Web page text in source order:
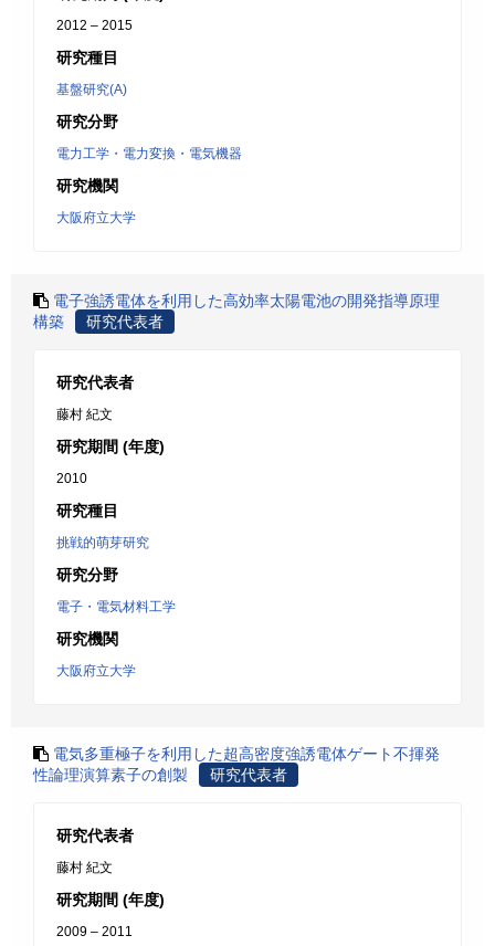
2012 – 2015
研究種目
基盤研究(A)
研究分野
電力工学・電力変換・電気機器
研究機関
大阪府立大学
電子強誘電体を利用した高効率太陽電池の開発指導原理
構築
研究代表者
研究代表者
藤村 紀文
研究期間 (年度)
2010
研究種目
挑戦的萌芽研究
研究分野
電子・電気材料工学
研究機関
大阪府立大学
電気多重極子を利用した超高密度強誘電体ゲート不揮発
性論理演算素子の創製
研究代表者
研究代表者
藤村 紀文
研究期間 (年度)
2009 – 2011